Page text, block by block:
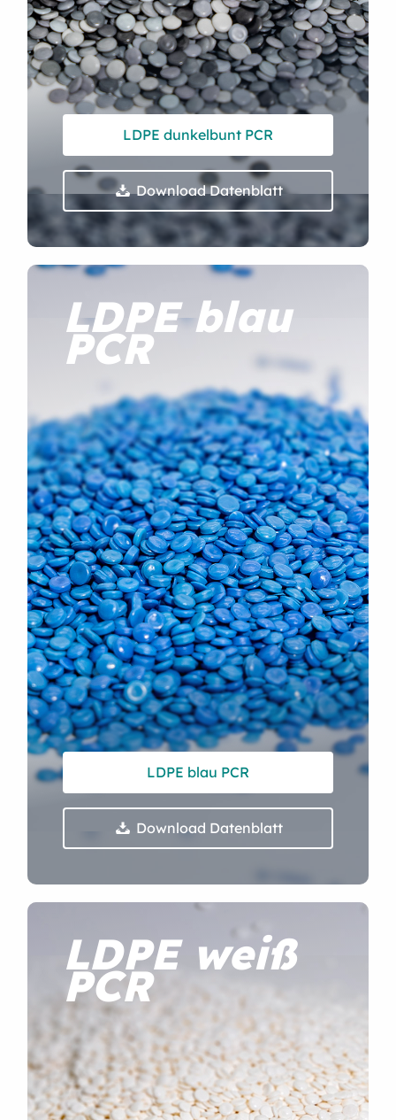
LDPE dunkelbunt PCR
Download Datenblatt
LDPE blau
PCR
LDPE blau PCR
 Download Datenblatt
LDPE weiß
PCR